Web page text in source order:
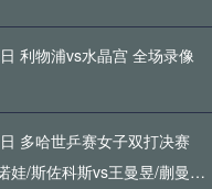
利物浦vs水晶宫 全场录像
多哈世乒赛女子双打决赛
娃/斯佐科斯vs王曼昱/蒯曼